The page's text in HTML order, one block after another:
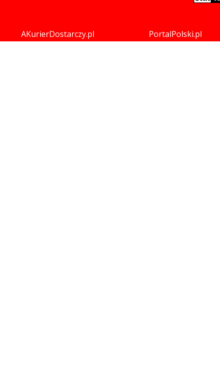
AKurierDostarczy.pl PortalPolski.pl